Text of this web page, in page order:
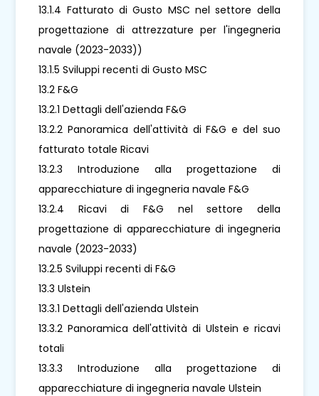
13.1.4 Fatturato di Gusto MSC nel settore della
progettazione di attrezzature per l'ingegneria
navale (2023-2033))
13.1.5 Sviluppi recenti di Gusto MSC
13.2 F&G
13.2.1 Dettagli dell'azienda F&G
13.2.2 Panoramica dell'attività di F&G e del suo
fatturato totale Ricavi
13.2.3 Introduzione alla progettazione di
apparecchiature di ingegneria navale F&G
13.2.4 Ricavi di F&G nel settore della
progettazione di apparecchiature di ingegneria
navale (2023-2033)
13.2.5 Sviluppi recenti di F&G
13.3 Ulstein
13.3.1 Dettagli dell'azienda Ulstein
13.3.2 Panoramica dell'attività di Ulstein e ricavi
totali
13.3.3 Introduzione alla progettazione di
apparecchiature di ingegneria navale Ulstein